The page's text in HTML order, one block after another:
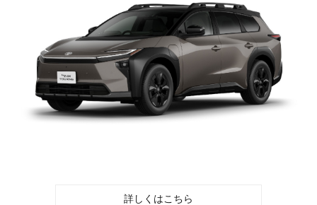
詳しくはこちら